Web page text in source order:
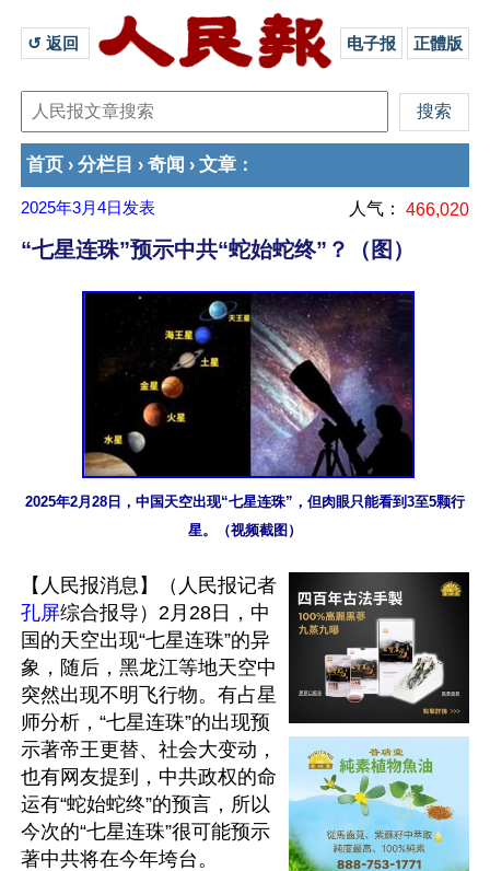
↺ 返回 电子报 正體版
首页 › 分栏目 › 奇闻 › 文章 ：
2025年3月4日 发表 人气： 466,020
“七星连珠”预示中共“蛇始蛇终”？（图）
2025年2月28日，中国天空出现“七星连珠”，但肉眼只能看到3至5颗行
星。（视频截图）
【人民报消息】（人民报记者
孔屏综合报导）2月28日，中
国的天空出现“七星连珠”的异
象，随后，黑龙江等地天空中
突然出现不明飞行物。有占星
师分析，“七星连珠”的出现预
示著帝王更替、社会大变动，
也有网友提到，中共政权的命
运有“蛇始蛇终”的预言，所以
今次的“七星连珠”很可能预示
著中共将在今年垮台。